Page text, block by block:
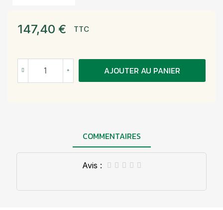
147,40 € TTC
AJOUTER AU PANIER
COMMENTAIRES
Avis :     